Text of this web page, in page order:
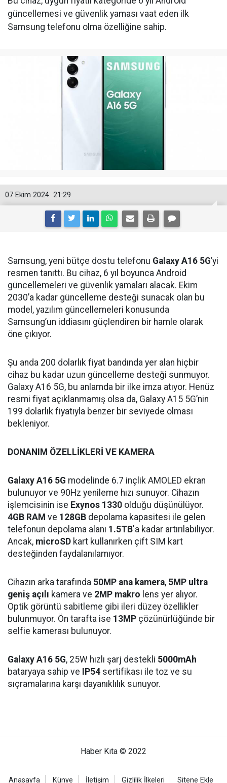
güncellemesi ve güvenlik yaması vaat eden ilk
Samsung telefonu olma özelliğine sahip.
21:29
07 Ekim 2024
Samsung, yeni bütçe dostu telefonu Galaxy A16 5G’yi
resmen tanıttı. Bu cihaz, 6 yıl boyunca Android
güncellemeleri ve güvenlik yamaları alacak. Ekim
2030’a kadar güncelleme desteği sunacak olan bu
model, yazılım güncellemeleri konusunda
Samsung’un iddiasını güçlendiren bir hamle olarak
öne çıkıyor.
Şu anda 200 dolarlık fiyat bandında yer alan hiçbir
cihaz bu kadar uzun güncelleme desteği sunmuyor.
Galaxy A16 5G, bu anlamda bir ilke imza atıyor. Henüz
resmi fiyat açıklanmamış olsa da, Galaxy A15 5G’nin
199 dolarlık fiyatıyla benzer bir seviyede olması
bekleniyor.
DONANIM ÖZELLİKLERİ VE KAMERA
Galaxy A16 5G modelinde 6.7 inçlik AMOLED ekran
bulunuyor ve 90Hz yenileme hızı sunuyor. Cihazın
işlemcisinin ise Exynos 1330 olduğu düşünülüyor.
4GB RAM ve 128GB depolama kapasitesi ile gelen
telefonun depolama alanı 1.5TB'a kadar artırılabiliyor.
Ancak, microSD kart kullanırken çift SIM kart
desteğinden faydalanılamıyor.
Cihazın arka tarafında 50MP ana kamera, 5MP ultra
geniş açılı kamera ve 2MP makro lens yer alıyor.
Optik görüntü sabitleme gibi ileri düzey özellikler
bulunmuyor. Ön tarafta ise 13MP çözünürlüğünde bir
selfie kamerası bulunuyor.
Galaxy A16 5G, 25W hızlı şarj destekli 5000mAh
bataryaya sahip ve
IP54 sertifikası ile toz ve su
sıçramalarına karşı dayanıklılık sunuyor.
Haber Kıta © 2022
Anasayfa Künye İletişim Gizlilik İlkeleri Sitene Ekle